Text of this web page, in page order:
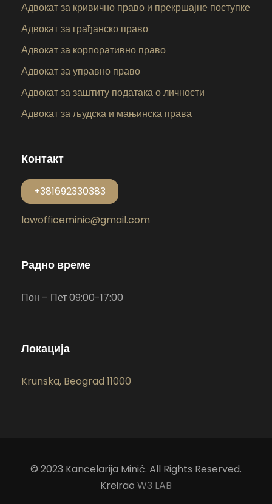
Адвокат за кривично право и прекршајне поступке
Адвокат за грађанско право
Адвокат за корпоративно право
Адвокат за управно право
Адвокат за заштиту података о личности
Адвокат за људска и мањинска права
Контакт
+381692330383
lawofficeminic@gmail.com
Радно време
Пон – Пет 09:00-17:00
Локација
Krunska, Beograd 11000
© 2023 Kancelarija Minić. All Rights Reserved.
Kreirao W3 LAB